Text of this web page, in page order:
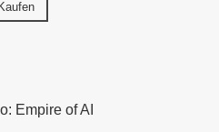
Kaufen
Empire of AI